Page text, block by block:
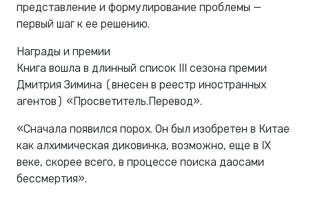
представление и формулирование проблемы —
первый шаг к ее решению.
Награды и премии
Книга вошла в длинный список III сезона премии
Дмитрия Зимина (внесен в реестр иностранных
агентов) «Просветитель.Перевод».
«Сначала появился порох. Он был изобретен в Китае
как алхимическая диковинка, возможно, еще в IX
веке, скорее всего, в процессе поиска даосами
бессмертия».